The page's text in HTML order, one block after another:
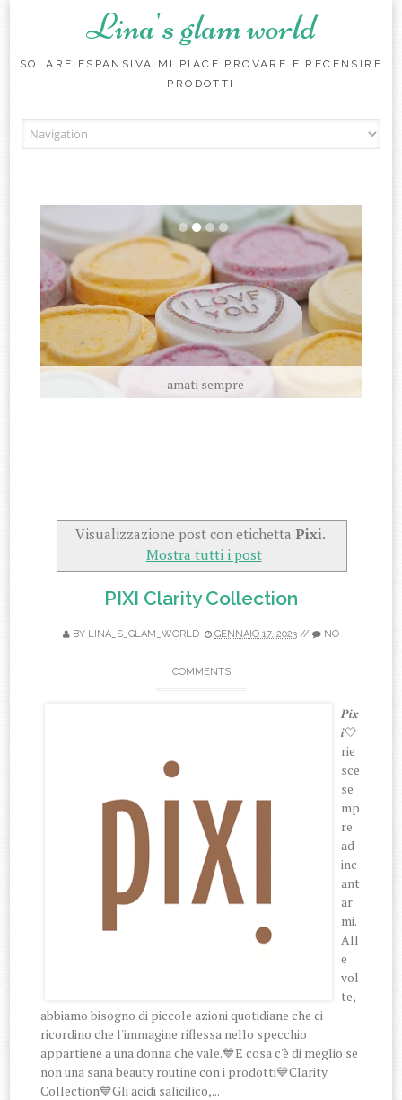
Lina's glam world
SOLARE ESPANSIVA MI PIACE PROVARE E RECENSIRE
PRODOTTI
amati sempre
Visualizzazione post con etichetta Pixi.
Mostra tutti i post
PIXI Clarity Collection
BY LINA_S_GLAM_WORLD GENNAIO 17, 2023 // NO
COMMENTS
𝑷𝒊𝒙
𝒊🤍
rie
sce
se
mp
re
ad
inc
ant
ar
mi.
All
e
vol
te,
abbiamo bisogno di piccole azioni quotidiane che ci
ricordino che l'immagine riflessa nello specchio
appartiene a una donna che vale.💙E cosa c'è di meglio se
non una sana beauty routine con i prodotti💙Clarity
Collection💙Gli acidi salicilico,...